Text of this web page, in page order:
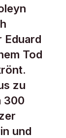
Eduard
Tod
zu
300
und